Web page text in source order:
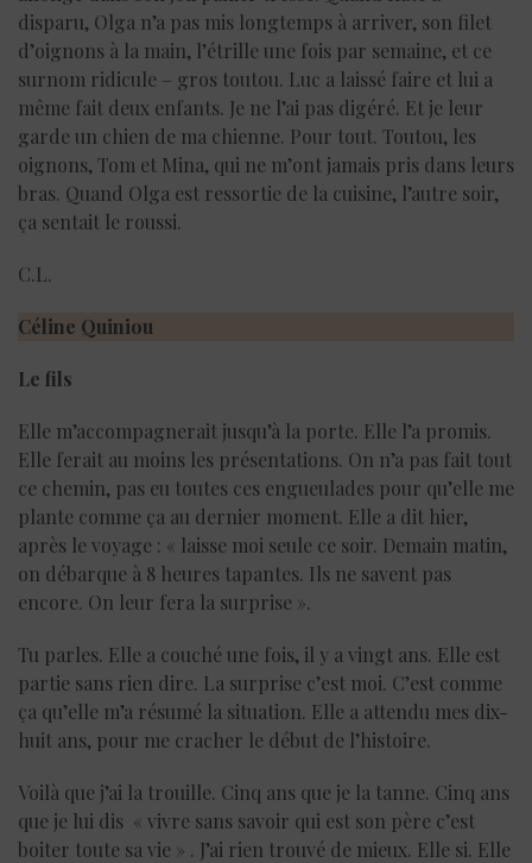
disparu, Olga n’a pas mis longtemps à arriver, son filet
d’oignons à la main, l’étrille une fois par semaine, et ce
surnom ridicule – gros toutou. Luc a laissé faire et lui a
même fait deux enfants. Je ne l’ai pas digéré. Et je leur
garde un chien de ma chienne. Pour tout. Toutou, les
oignons, Tom et Mina, qui ne m’ont jamais pris dans leurs
bras. Quand Olga est ressortie de la cuisine, l’autre soir,
ça sentait le roussi.
C.L.
Céline Quiniou
Le fils
Elle m’accompagnerait jusqu’à la porte. Elle l’a promis.
Elle ferait au moins les présentations. On n’a pas fait tout
ce chemin, pas eu toutes ces engueulades pour qu’elle me
plante comme ça au dernier moment. Elle a dit hier,
après le voyage : « laisse moi seule ce soir. Demain matin,
on débarque à 8 heures tapantes. Ils ne savent pas
encore. On leur fera la surprise ».
Tu parles. Elle a couché une fois, il y a vingt ans. Elle est
partie sans rien dire. La surprise c’est moi. C’est comme
ça qu’elle m’a résumé la situation. Elle a attendu mes dix-
huit ans, pour me cracher le début de l’histoire.
Voilà que j’ai la trouille. Cinq ans que je la tanne. Cinq ans
que je lui dis « vivre sans savoir qui est son père c’est
boiter toute sa vie » . J’ai rien trouvé de mieux. Elle si. Elle